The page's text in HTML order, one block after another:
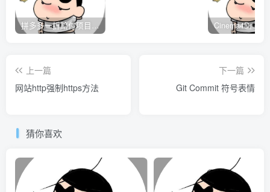
拼多多一折赔付项目是怎么操作的？
上一篇
网站http强制https方法
下一篇
Git Commit 符号表情
猜你喜欢